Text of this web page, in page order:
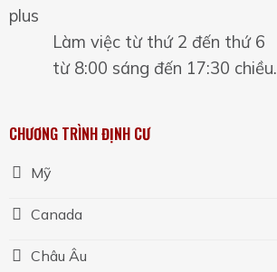
Làm việc từ thứ 2 đến thứ 6
từ 8:00 sáng đến 17:30 chiều.
CHƯƠNG TRÌNH ĐỊNH CƯ
Mỹ
Canada
Châu Âu